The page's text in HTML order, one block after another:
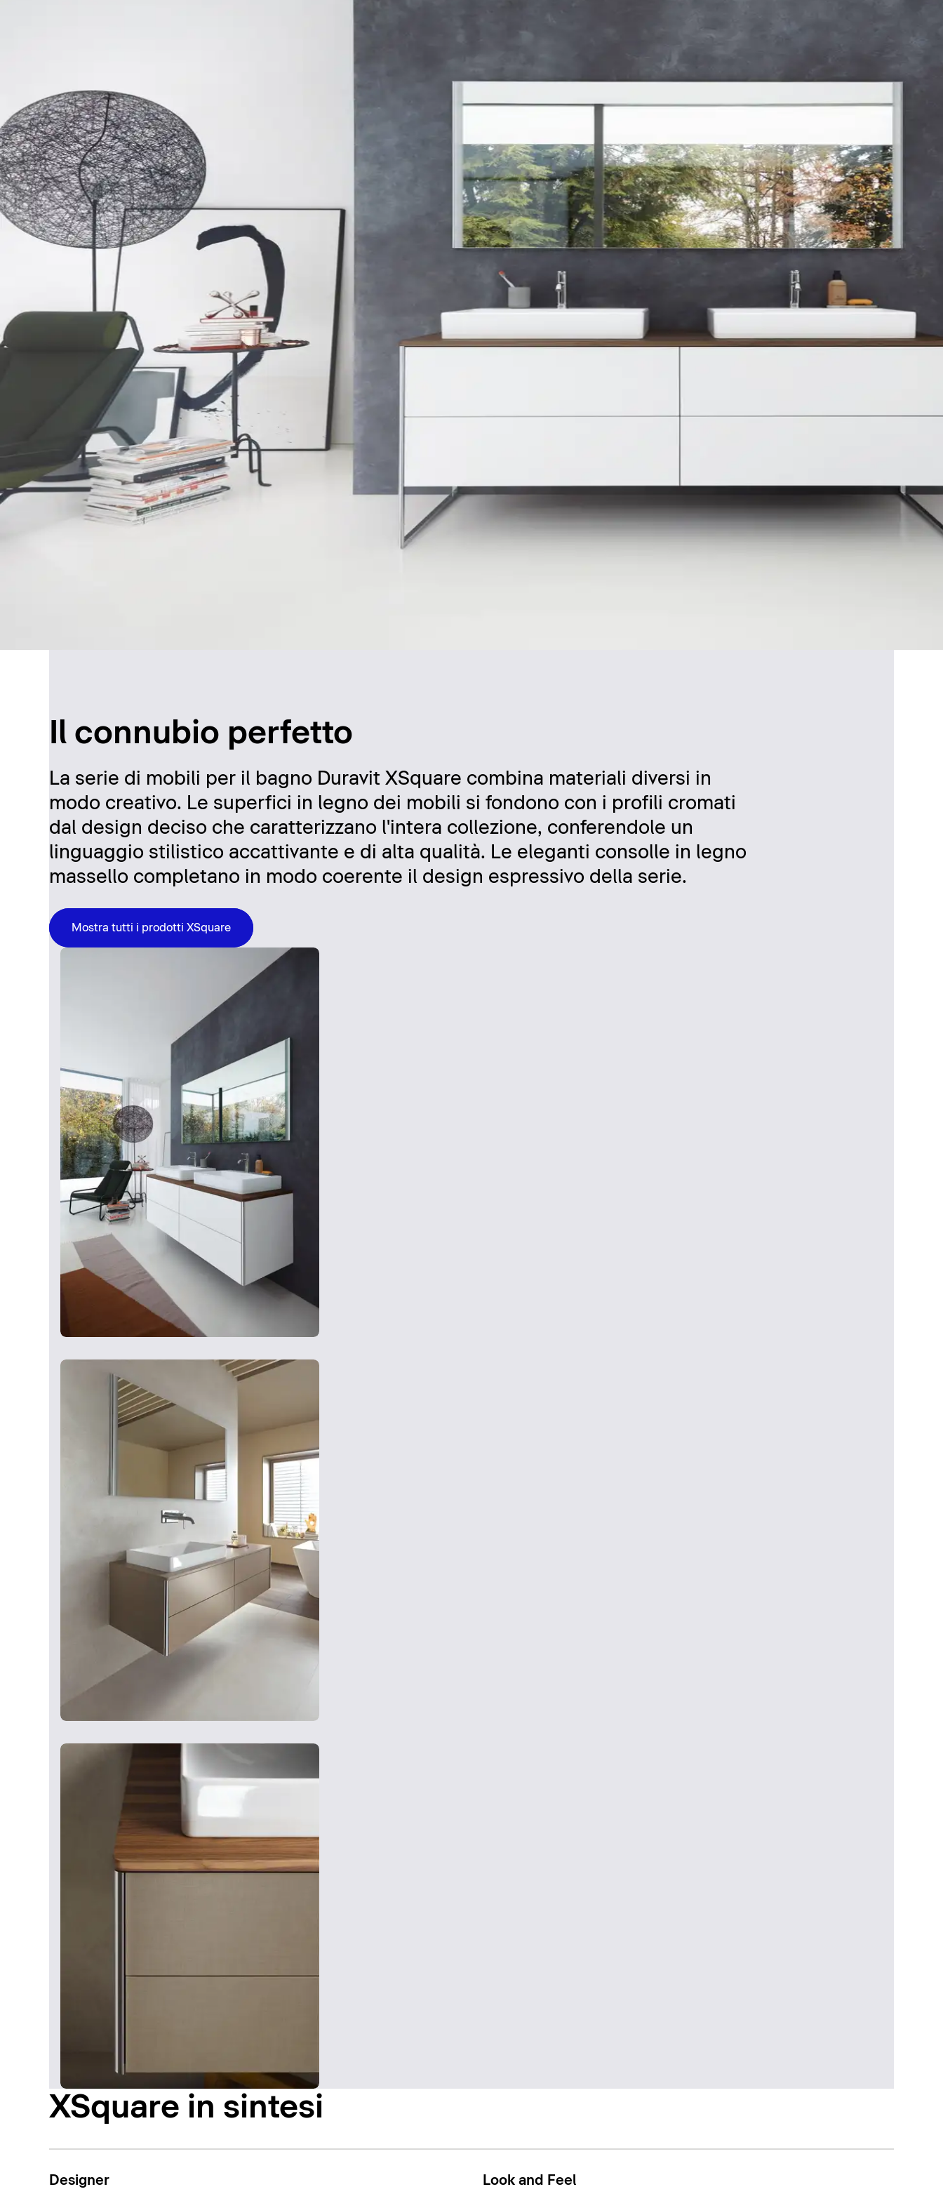
Il connubio perfetto
La serie di mobili per il bagno Duravit XSquare combina materiali diversi in
modo creativo. Le superfici in legno dei mobili si fondono con i profili cromati
dal design deciso che caratterizzano l'intera collezione, conferendole un
linguaggio stilistico accattivante e di alta qualità. Le eleganti consolle in legno
massello completano in modo coerente il design espressivo della serie.
Mostra tutti i prodotti XSquare
XSquare in sintesi
Designer Look and Feel